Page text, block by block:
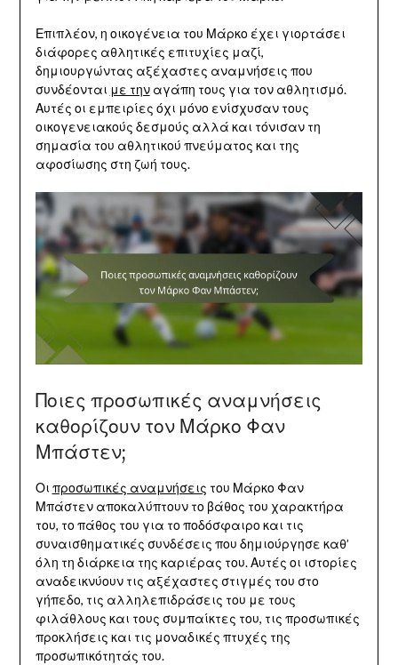
Επιπλέον, η οικογένεια του Μάρκο έχει γιορτάσει
διάφορες αθλητικές επιτυχίες μαζί,
δημιουργώντας αξέχαστες αναμνήσεις που
συνδέονται με τηναγάπη τους για τον αθλητισμό.
Αυτές οι εμπειρίες όχι μόνο ενίσχυσαν τους
οικογενειακούς δεσμούς αλλά και τόνισαν τη
σημασία του αθλητικού πνεύματος και της
αφοσίωσης στη ζωή τους.
Ποιες προσωπικές αναμνήσεις
καθορίζουν τον Μάρκο Φαν
Μπάστεν;
Οι προσωπικές αναμνήσεις του Μάρκο Φαν
Μπάστεν αποκαλύπτουν το βάθος του χαρακτήρα
του, το πάθος του για το ποδόσφαιρο και τις
συναισθηματικές συνδέσεις που δημιούργησε καθ’
όλη τη διάρκεια της καριέρας του. Αυτές οι ιστορίες
αναδεικνύουν τις αξέχαστες στιγμές του στο
γήπεδο, τις αλληλεπιδράσεις του με τους
φιλάθλους και τους συμπαίκτες του, τις προσωπικές
προκλήσεις και τις μοναδικές πτυχές της
προσωπικότητάς του.